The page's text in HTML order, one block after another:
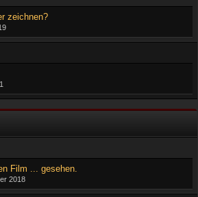
zeichnen?
Film ... gesehen.
2018